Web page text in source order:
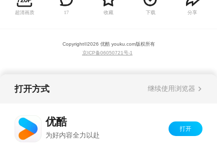
才高八斗大脸妹，运动健将小冲，腰缠万贯庄
库，教书育人金老师纷纷跳出表示不服，谁都能
而感动的搞笑故事。
超清画质 17 收藏 下载 分享
Copyright©2026 优酷 youku.com版权所有
京ICP备06050721号-1
打开方式 继续使用浏览器
优酷
为好内容全力以赴
打开